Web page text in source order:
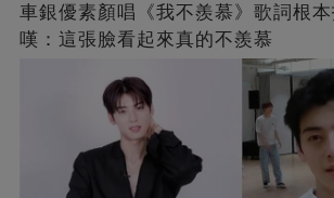
車銀優素顏唱《我不羨慕》歌詞根
嘆：這張臉看起來真的不羨慕